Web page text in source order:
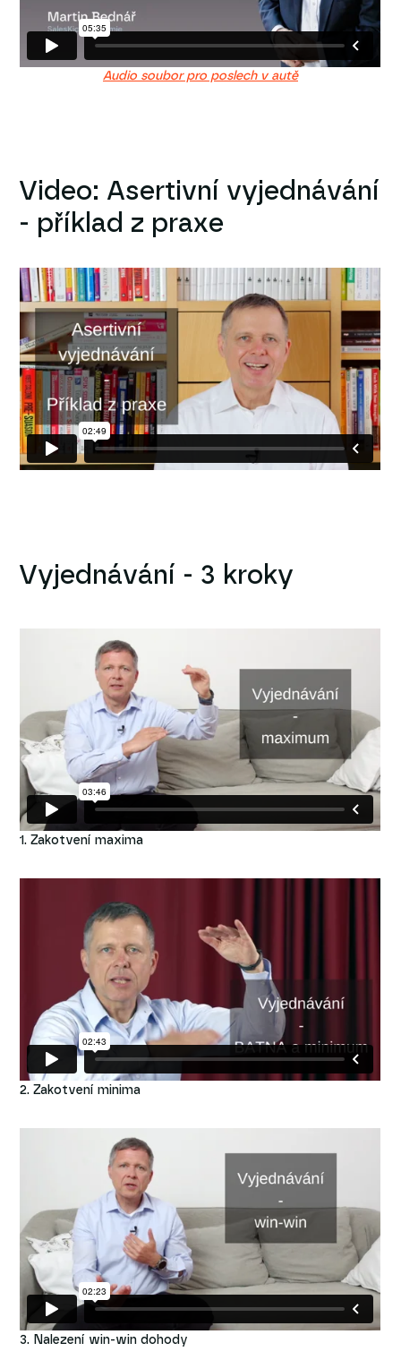
Audio soubor pro poslech v autě
Video: Asertivní vyjednávání
- příklad z praxe
Vyjednávání - 3 kroky
1. Zakotvení maxima
2. Zakotvení minima
3. Nalezení win-win dohody